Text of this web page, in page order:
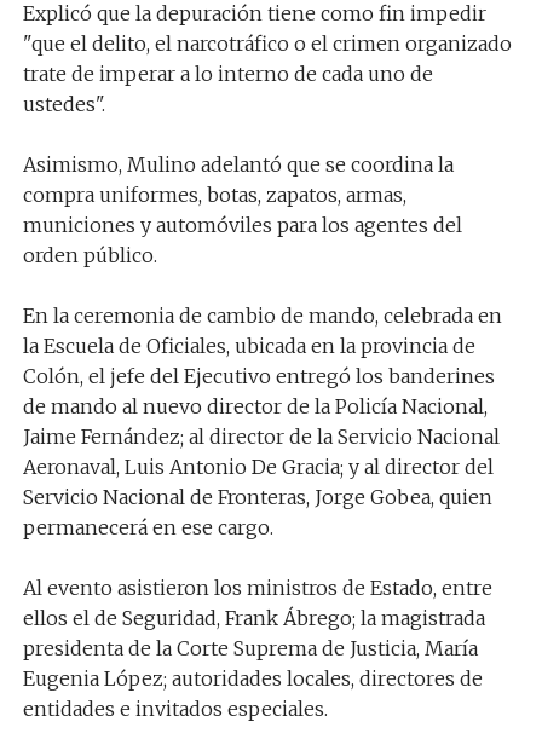
Explicó que la depuración tiene como fin impedir
"que el delito, el narcotráfico o el crimen organizado
trate de imperar a lo interno de cada uno de
ustedes".
Asimismo, Mulino adelantó que se coordina la
compra uniformes, botas, zapatos, armas,
municiones y automóviles para los agentes del
orden público.
En la ceremonia de cambio de mando, celebrada en
la Escuela de Oficiales, ubicada en la provincia de
Colón, el jefe del Ejecutivo entregó los banderines
de mando al nuevo director de la Policía Nacional,
Jaime Fernández; al director de la Servicio Nacional
Aeronaval, Luis Antonio De Gracia; y al director del
Servicio Nacional de Fronteras, Jorge Gobea, quien
permanecerá en ese cargo.
Al evento asistieron los ministros de Estado, entre
ellos el de Seguridad, Frank Ábrego; la magistrada
presidenta de la Corte Suprema de Justicia, María
Eugenia López; autoridades locales, directores de
entidades e invitados especiales.